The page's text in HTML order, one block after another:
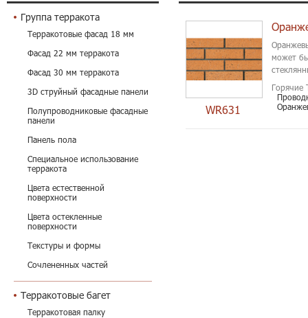
Группа терракота
Терракотовые фасад 18 мм
Фасад 22 мм терракота
Фасад 30 мм терракота
3D струйный фасадные панели
Полупроводниковые фасадные
панели
Панель пола
Специальное использование
терракота
Цвета естественной
поверхности
Цвета остекленные
поверхности
Текстуры и формы
Сочлененных частей
Терракотовые багет
Терракотовая палку
WR631
может
Горячие